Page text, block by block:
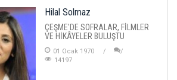
Hilal Solmaz
ÇEŞME'DE SOFRALAR, FİLMLER
VE HİKÂYELER BULUŞTU
01 Ocak 1970
14197